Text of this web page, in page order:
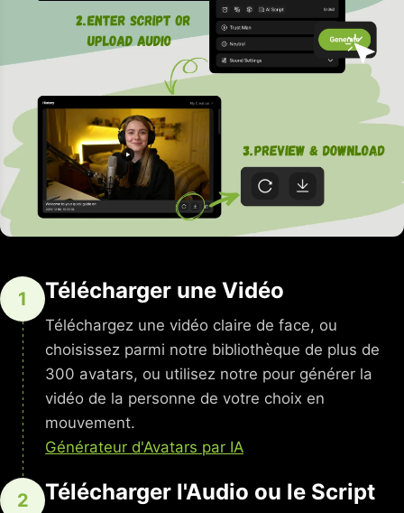
1 Télécharger une Vidéo
Téléchargez une vidéo claire de face, ou
choisissez parmi notre bibliothèque de plus de
300 avatars, ou utilisez notre pour générer la
vidéo de la personne de votre choix en
mouvement.
Générateur d'Avatars par IA
2 Télécharger l'Audio ou le Script